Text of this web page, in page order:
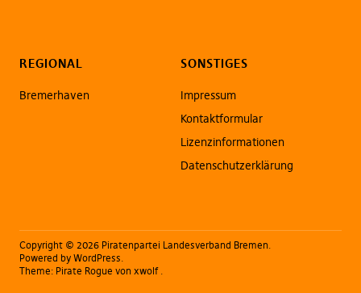
REGIONAL
Bremerhaven
SONSTIGES
Impressum
Kontaktformular
Lizenzinformationen
Datenschutzerklärung
Copyright © 2026 Piratenpartei Landesverband Bremen
Powered by WordPress
Theme: Pirate Rogue von xwolf